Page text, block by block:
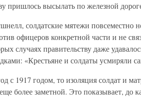
пришлось высылать по железной
солдатские мятежи повсеместно
офицеров конкретной части и не
случаях правительству даже
«Крестьяне и солдаты усмиряли
с 1917 годом, то изоляция солдат и
более заметной. Это показывает, до